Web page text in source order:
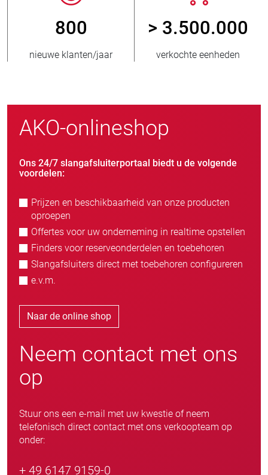
800
nieuwe klanten/jaar
> 3.500.000
verkochte eenheden
AKO-onlineshop
Ons 24/7 slangafsluiterportaal biedt u de volgende
voordelen:
Prijzen en beschikbaarheid van onze producten
oproepen
Offertes voor uw onderneming in realtime opstellen
Finders voor reserveonderdelen en toebehoren
Slangafsluiters direct met toebehoren configureren
e.v.m.
Naar de online shop
Neem contact met ons
op
Stuur ons een e-mail met uw kwestie of neem
telefonisch direct contact met ons verkoopteam op
onder:
+ 49 6147 9159-0